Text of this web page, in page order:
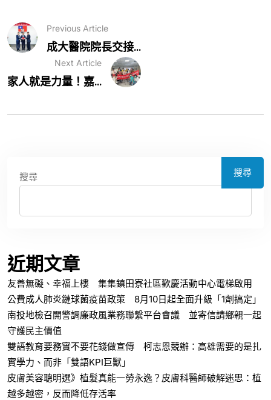
Previous Article
成大醫院院長交接...
Next Article
家人就是力量！嘉...
搜尋 搜尋
近期文章
友善無礙、幸福上樓 集集鎮田寮社區歡慶活動中心電梯啟用
公費成人肺炎鏈球菌疫苗政策 8月10日起全面升級「1劑搞定」
南投地檢召開警調廉政風業務聯繫平台會議 並寄信請鄉親一起
守護民主價值
雙語教育要務實不要花錢做宣傳 柯志恩競辦：高雄需要的是扎
實學力、而非「雙語KPI巨獸」
皮膚美容聰明選》植髮真能一勞永逸？皮膚科醫師破解迷思：植
越多越密，反而降低存活率